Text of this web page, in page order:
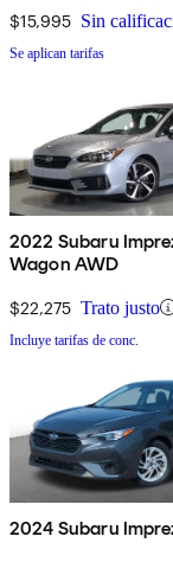
$15,995 Sin
Se aplican tarifas
2022 Subaru
Wagon AWD
$22,275 Trato justo
Incluye tarifas de conc.
2024 Subaru